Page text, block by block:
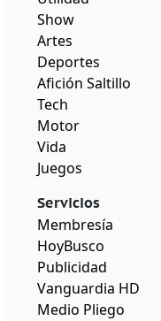
Show
Artes
Deportes
Afición Saltillo
Tech
Motor
Vida
Juegos
Servicios
Membresía
HoyBusco
Publicidad
Vanguardia HD
Medio Pliego